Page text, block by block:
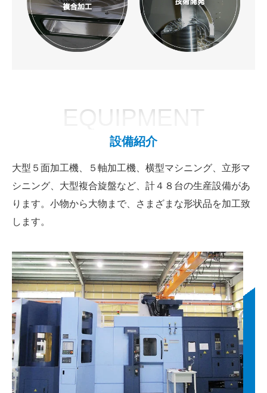
EQUIPMENT
設備紹介
大型５面加工機、５軸加工機、横型マシニング、立形マ
シニング、大型複合旋盤など、計４８台の生産設備があ
ります。小物から大物まで、さまざまな形状品を加工致
します。